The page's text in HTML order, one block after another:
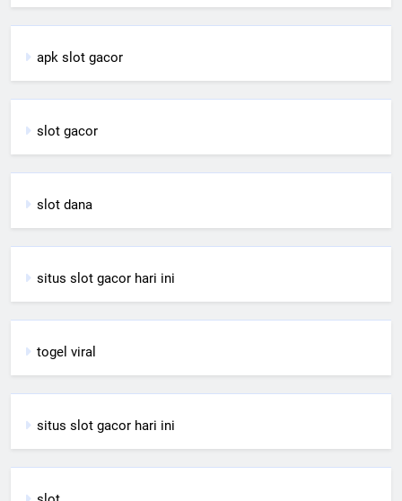
apk slot gacor
slot gacor
slot dana
situs slot gacor hari ini
togel viral
situs slot gacor hari ini